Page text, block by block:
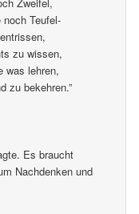
Teufel-
zu wissen,
was lehren,
zu bekehren.”
Es braucht
Nachdenken und